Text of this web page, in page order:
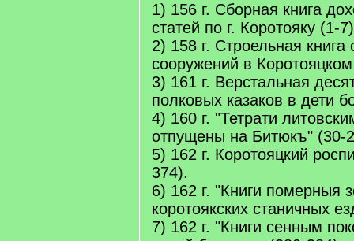
1) 156 г. Сборная книга
статей по г. Коротояку (1-
2) 158 г. Строельная книга
сооружений в
3) 161 г. Верстальная
полковых казаков в дети
4) 160 г. "Тетрати
отпущены на Битюкъ" (30-
5) 162 г. Коротояцкий
374).
6) 162 г. "Книги померныя
коротоякских станичных
7) 162 г. "Книги сенным